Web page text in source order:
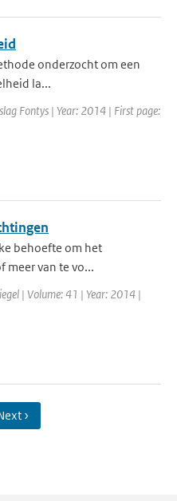
onderzocht om een
la...
Fontys | Year: 2014 | First page:
behoefte om het
meer van te vo...
| Volume: 41 | Year: 2014 |
›